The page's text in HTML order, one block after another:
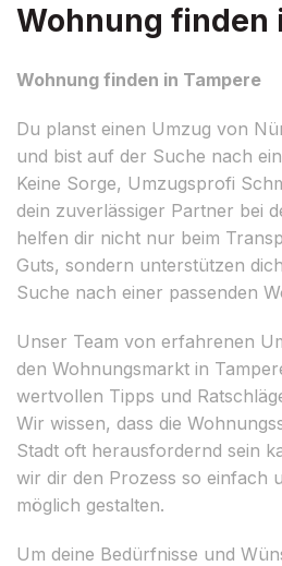
Wohnung finden
Wohnung finden in Tampere
Du planst einen Umzug von
und bist auf der Suche nach
Keine Sorge, Umzugsprofi
dein zuverlässiger Partner bei
helfen dir nicht nur beim
Guts, sondern unterstützen
Suche nach einer passenden
Unser Team von erfahrenen
den Wohnungsmarkt in
wertvollen Tipps und
Wir wissen, dass die
Stadt oft herausfordernd sein
wir dir den Prozess so einfach
möglich gestalten.
Um deine Bedürfnisse und